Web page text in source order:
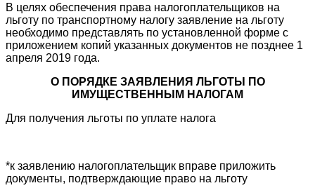
В целях обеспечения права налогоплательщиков на
льготу по транспортному налогу заявление на льготу
необходимо представлять по установленной форме с
приложением копий указанных документов не позднее 1
апреля 2019 года.
О ПОРЯДКЕ ЗАЯВЛЕНИЯ ЛЬГОТЫ
ПО
ИМУЩЕСТВЕННЫМ НАЛОГАМ
Для получения льготы по уплате налога
*к заявлению налогоплательщик вправе приложить
документы, подтверждающие право на льготу